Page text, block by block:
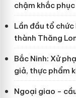
chậm khắc
Lần đầu tổ
thành Thăng
Bắc Ninh: Xử
giả, thực phẩm
Ngoại giao -